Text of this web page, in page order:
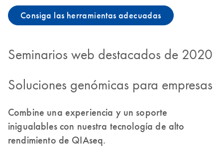
Consiga las herramientas adecuadas
Seminarios web destacados de 2020
Soluciones genómicas para empresas
Combine una experiencia y un soporte
inigualables con nuestra tecnología de alto
rendimiento de QIAseq.